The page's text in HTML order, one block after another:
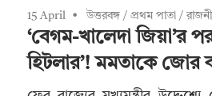
15 April উত্তরবঙ্গ / প্রথম পাতা /
‘বেগম-খালেদা জিয়া’র
হিটলার’! মমতাকে জোর